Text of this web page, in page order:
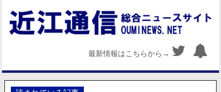
最新情報はこちらから→